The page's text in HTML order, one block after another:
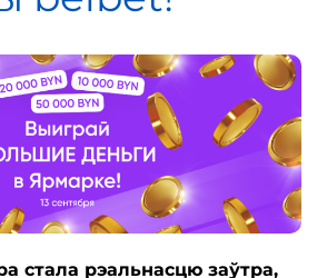
стала рэальнасцю заўтра,